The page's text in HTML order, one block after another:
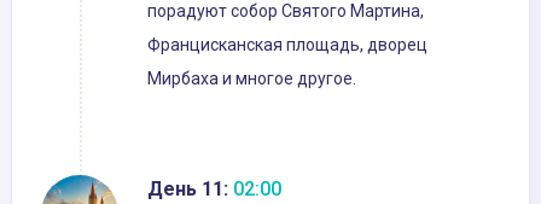
порадуют собор Святого Мартина,
Францисканская площадь, дворец
Мирбаха и многое другое.
День 11: 02:00